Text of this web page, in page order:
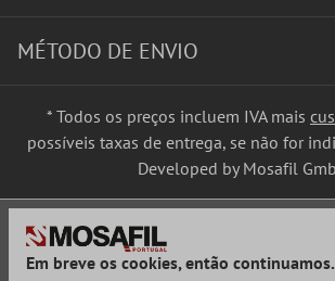
MÉTODO DE ENVIO
* Todos os preços incluem IVA mais
possíveis taxas de entrega, se não for
Developed by Mosafil
Em breve os cookies, então